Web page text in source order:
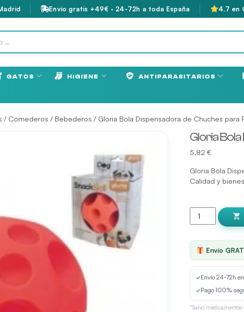
Envío gratis +49€ · 24-72h a toda España 4,7 en
GATOS HIGIENE ANTIPARASITARIOS
/ Comederos / Bebederos / Gloria Bola Dispensadora de Chuches para
Gloria
5,82€
Gloria Bola
Calidad y
Bola
Dispensadora
Chuches
para
Perros
cantidad
Envío
✓Envío 24-72h
✓Pago 100%
*Salvo medicamentos